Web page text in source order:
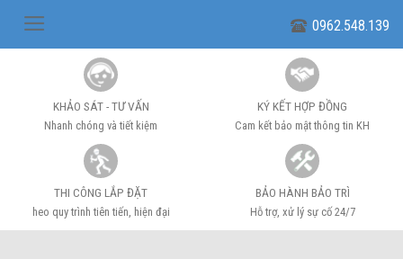
0962.548.139
KHẢO SÁT - TƯ VẤN
Nhanh chóng và tiết kiệm
KÝ KẾT HỢP ĐỒNG
Cam kết bảo mật thông tin KH
THI CÔNG LẮP ĐẶT
heo quy trình tiên tiến, hiện đại
BẢO HÀNH BẢO TRÌ
Hỗ trợ, xử lý sự cố 24/7